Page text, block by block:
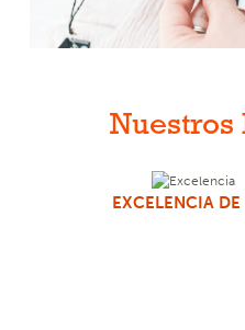
Nuestros
EXCELENCIA